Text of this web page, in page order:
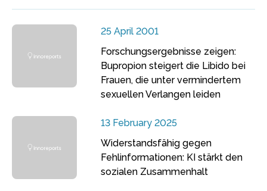
25 April 2001
Forschungsergebnisse zeigen:
Bupropion steigert die Libido bei
Frauen, die unter vermindertem
sexuellen Verlangen leiden
13 February 2025
Widerstandsfähig gegen
Fehlinformationen: KI stärkt den
sozialen Zusammenhalt